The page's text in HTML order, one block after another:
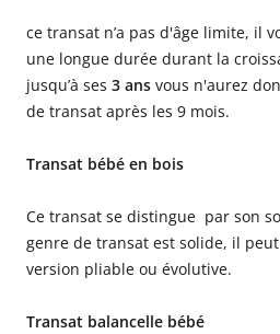
ce transat n’a pas d'âge limite, il
une longue durée durant la
jusqu’à ses 3 ans vous n'aurez
de transat après les 9 mois.
Transat bébé en bois
Ce transat se distingue par son
genre de transat est solide, il
version pliable ou évolutive.
Transat balancelle bébé